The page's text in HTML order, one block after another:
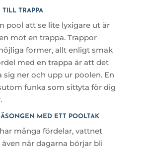
TILL TRAPPA
pool att se lite lyxigare ut är
mot en trappa. Trappor
former, allt enligt smak
med en trappa är att det
sig ner och upp ur poolen. En
funka som sittyta för dig
MED ETT POOLTAK
många fördelar, vattnet
när dagarna börjar bli